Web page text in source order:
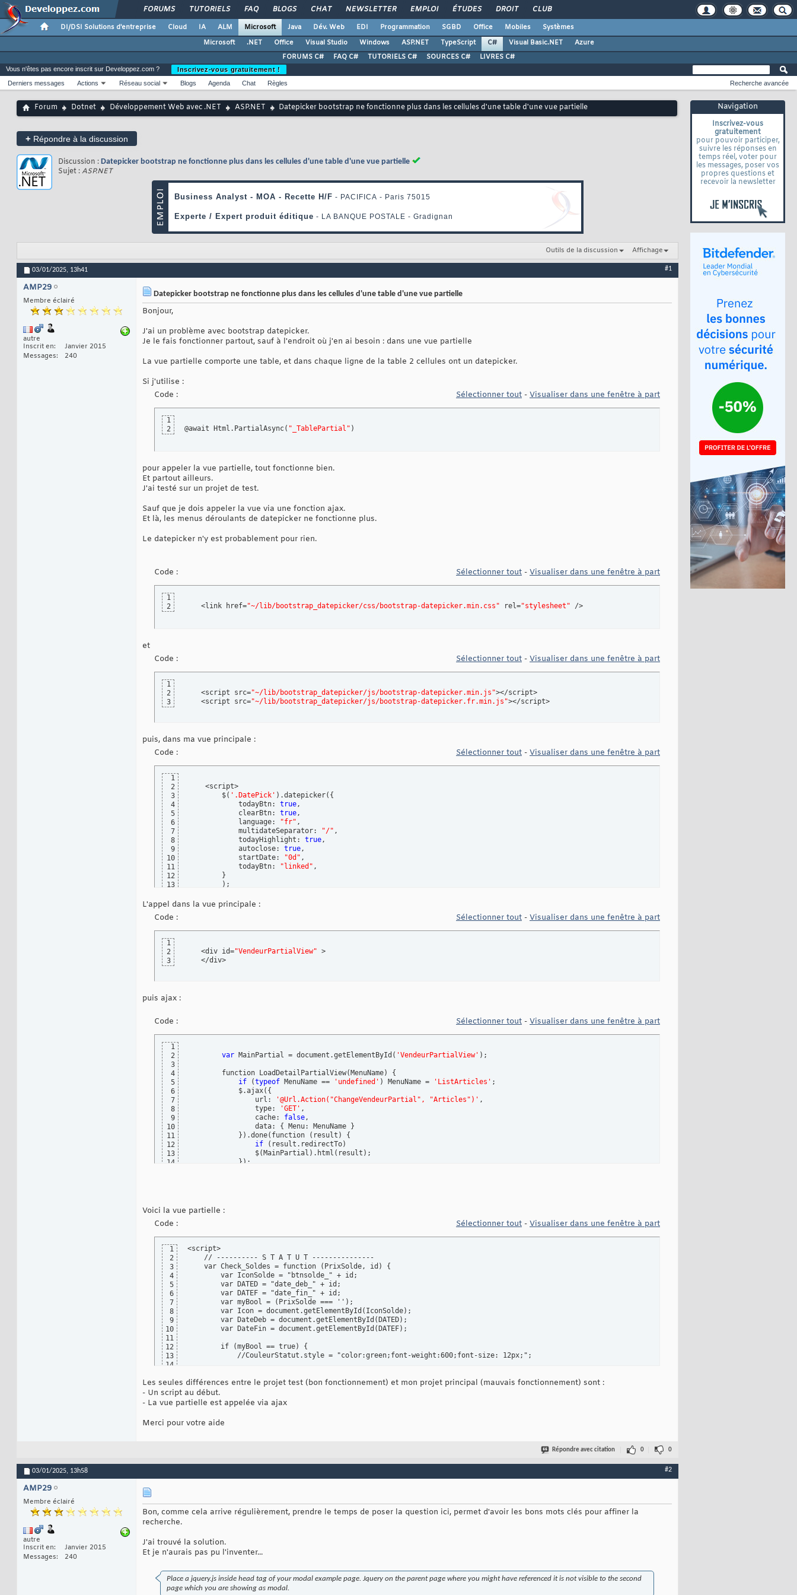
FORUMS TUTORIELS FAQ BLOGS CHAT NEWSLETTER EMPLOI ÉTUDES DROIT CLUB
DI/DSI Solutions d'entreprise Cloud IA ALM Microsoft Java Dév. Web EDI Programmation SGBD Office Mobiles
Systèmes
Microsoft
.NET Office Visual Studio Windows ASP.NET TypeScript C# Visual Basic.NET
Azure
FORUMS C#
FAQ C# TUTORIELS C# SOURCES C# LIVRES C#
Navigation
Inscrivez-vous
gratuitement
pour pouvoir participer,
suivre les réponses en
temps réel, voter pour
les messages, poser vos
propres questions et
recevoir la newsletter
Vous n'êtes pas encore inscrit sur Developpez.com ?
Inscrivez-vous gratuitement !
Derniers messages
Actions Réseau social Blogs Agenda Chat Règles Recherche avancée
Forum Dotnet Développement Web avec .NET ASP.NET Datepicker bootstrap ne fonctionne plus dans les cellules d'une table d'une vue partielle
+ Répondre à la discussion
Discussion : Datepicker bootstrap ne fonctionne plus dans les cellules d'une table d'une vue partielle
Sujet :ASP.NET
Outils de la discussion Affichage
03/01/2025, 13h41 #1
AMP29
Membre éclairé
autre
Inscrit en
Janvier 2015
Messages
240
Datepicker bootstrap ne fonctionne plus dans les cellules d'une table d'une vue partielle
Bonjour,
J'ai un problème avec bootstrap datepicker.
Je le fais fonctionner partout, sauf à l'endroit où j'en ai besoin : dans une vue partielle
La vue partielle comporte une table, et dans chaque ligne de la table 2 cellules ont un datepicker.
Si j'utilise :
Code :
Sélectionner tout - Visualiser dans une fenêtre à part
1
2
@await Html.PartialAsync( "_TablePartial" )
pour appeler la vue partielle, tout fonctionne bien.
Et partout ailleurs.
J'ai testé sur un projet de test.
Sauf que je dois appeler la vue via une fonction ajax.
Et là, les menus déroulants de datepicker ne fonctionne plus.
Le datepicker n'y est probablement pour rien.
Code : Sélectionner tout - Visualiser dans une fenêtre à part
1
2
    <link href=
"~/lib/bootstrap_datepicker/css/bootstrap-datepicker.min.css" rel="stylesheet" />
et
Code :
Sélectionner tout - Visualiser dans une fenêtre à part
1
2
3
    <script src=
"~/lib/bootstrap_datepicker/js/bootstrap-datepicker.min.js"></script>
    <script src=
"~/lib/bootstrap_datepicker/js/bootstrap-datepicker.fr.min.js"></script>
puis, dans ma vue principale :
Code :
Sélectionner tout - Visualiser dans une fenêtre à part
1
2
3
4
5
6
7
8
9
10
11
12
13
    <script>
        $
( '.DatePick' ) .datepicker( {
            todayBtn:
true,
            clearBtn:
true,
            language:
"fr" ,
            multidateSeparator:
"/" ,
            todayHighlight:
true,
            autoclose:
true,
            startDate:
"0d" ,
            todayBtn:
"linked" ,
}
) ;
L'appel dans la vue principale :
Code :
Sélectionner tout - Visualiser dans une fenêtre à part
1
2
3
    <div id=
"VendeurPartialView" >
    </div>
puis ajax :
Code : Sélectionner tout - Visualiser dans une fenêtre à part
1
2
3
4
5
6
7
8
9
10
11
12
13
14
var MainPartial = document.getElementById ( 'VendeurPartialView' ) ;
        function LoadDetailPartialView
( MenuName)
{
if
(typeof MenuName == 'undefined' ) MenuName = 'ListArticles' ;
            $.ajax
( {
                url:
'@Url.Action("ChangeVendeurPartial", "Articles")' ,
                type:
'GET' ,
                cache:
false,
                data:
{ Menu: MenuName
}
} ) .done( function ( result )
{
if
( result.redirectTo)
                $
( MainPartial ) .html ( result ) ;
} ) ;
Voici la vue partielle :
Code :
Sélectionner tout - Visualiser dans une fenêtre à part
1
2
3
4
5
6
7
8
9
10
11
12
13
14
16
17
18
21
25
27
31
32
34
35
37
38
39
<script>
    // ---------- S T A T U T ---------------
    var Check_Soldes = function (PrixSolde, id) {
        var IconSolde = "btnsolde_" + id;
        var DATED = "date_deb_" + id;
        var DATEF = "date_fin_" + id;
        var myBool = (PrixSolde === '');
        var Icon = document.getElementById(IconSolde);
        var DateDeb = document.getElementById(DATED);
        var DateFin = document.getElementById(DATEF);
        if (myBool == true) {
            //CouleurStatut.style = "color:green;font-weight:600;font-size: 12px;";
            Icon.classList = "fa-solid fa-check";
            Icon.title = "Appliquer les soldes";
          }
        else {
            Icon.style = "margin-left: 5px; margin-right: 3px; cursor: pointer;color:green;font-size: 40px;"
            Icon.classList = "fa-solid fa-square-check";
</script>
        <tr style="background-color:#f2f2f2; border:1px solid;border-color:gray;">
            <th class="titre-table" style="min-width:100px;">Image</th>
            <th class="titre-table" style="min-width:200px;">Votre Réf.</th>
        </tr>
    <tr>
        <td class="ligne-table">
        </td>
Les seules différences entre le projet test (bon fonctionnement) et mon projet principal (mauvais fonctionnement) sont :
- Un script au début.
- La vue partielle est appelée via ajax
Merci pour votre aide
Répondre avec citation 0 0
03/01/2025, 13h58 #2
AMP29
Membre éclairé
autre
Inscrit en
Janvier 2015
Messages
240
Bon, comme cela arrive régulièrement, prendre le temps de poser la question ici, permet d'avoir les bons mots clés pour affiner la
recherche.
J'ai trouvé la solution.
Et je n'aurais pas pu l'inventer...
Place a jquery.js inside head tag of your modal example page. Jquery on the parent page where you might have referenced it is not visible to the second
page which you are showing as modal.